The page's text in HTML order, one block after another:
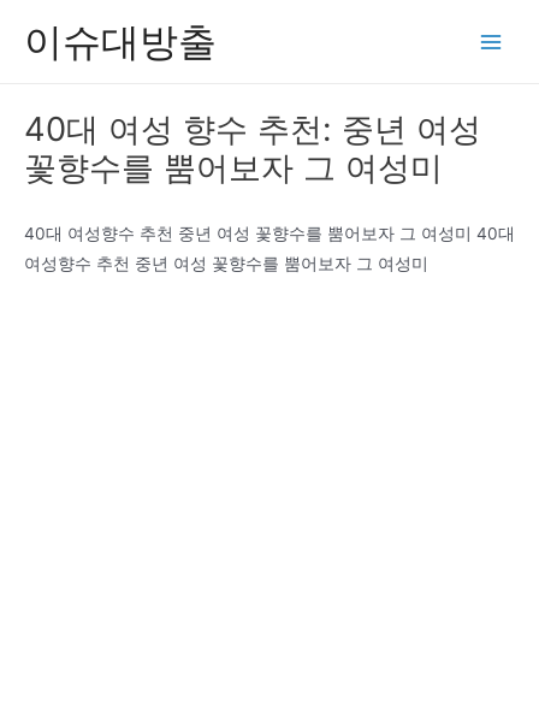
이슈대방출
40대 여성 향수 추천: 중년 여성
꽃향수를 뿜어보자 그 여성미
40대 여성향수 추천 중년 여성 꽃향수를 뿜어보자 그 여성미 40대
여성향수 추천 중년 여성 꽃향수를 뿜어보자 그 여성미